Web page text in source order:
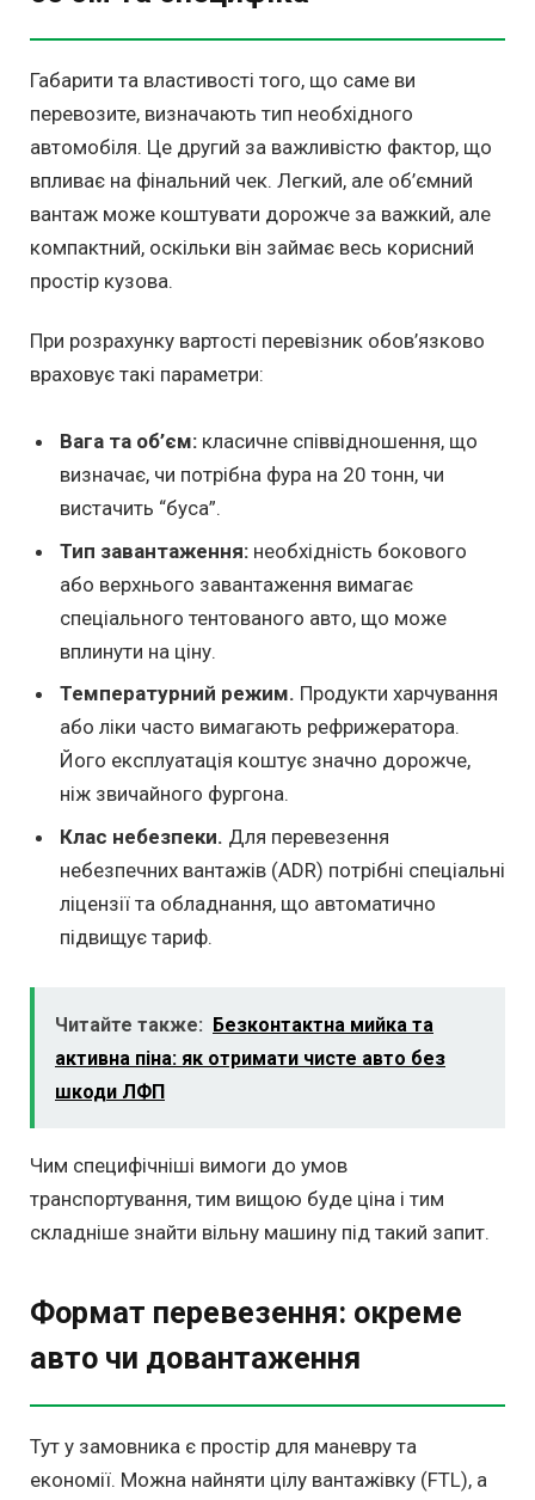
Габарити та властивості того, що саме ви
перевозите, визначають тип необхідного
автомобіля. Це другий за важливістю фактор, що
впливає на фінальний чек. Легкий, але об’ємний
вантаж може коштувати дорожче за важкий, але
компактний, оскільки він займає весь корисний
простір кузова.
При розрахунку вартості перевізник обов’язково
враховує такі параметри:
Вага та об’єм: класичне співвідношення, що
визначає, чи потрібна фура на 20 тонн, чи
вистачить “буса”.
Тип завантаження: необхідність бокового
або верхнього завантаження вимагає
спеціального тентованого авто, що може
вплинути на ціну.
Температурний режим. Продукти харчування
або ліки часто вимагають рефрижератора.
Його експлуатація коштує значно дорожче,
ніж звичайного фургона.
Клас небезпеки. Для перевезення
небезпечних вантажів (ADR) потрібні спеціальні
ліцензії та обладнання, що автоматично
підвищує тариф.
Читайте также: Безконтактна мийка та
активна піна: як отримати чисте авто без
шкоди ЛФП
Чим специфічніші вимоги до умов
транспортування, тим вищою буде ціна і тим
складніше знайти вільну машину під такий запит.
Формат перевезення: окреме
авто чи довантаження
Тут у замовника є простір для маневру та
економії. Можна найняти цілу вантажівку (FTL), а